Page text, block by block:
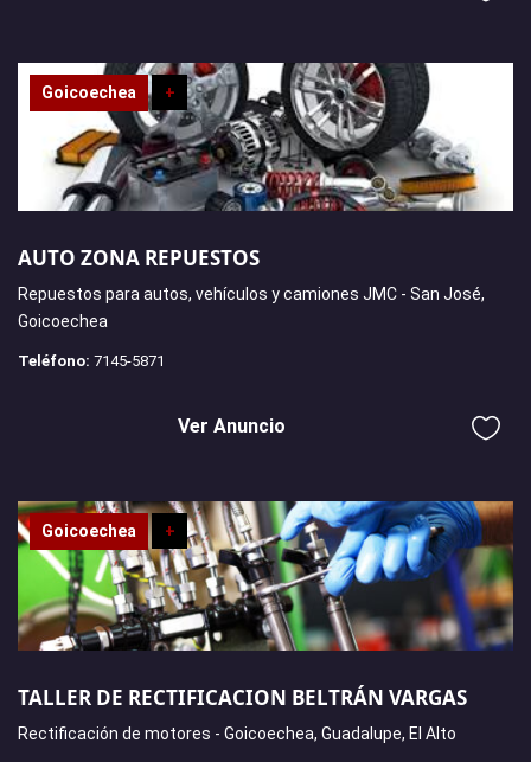
Goicoechea +
AUTO ZONA REPUESTOS
Repuestos para autos, vehículos y camiones JMC - San José,
Goicoechea
Teléfono: 7145-5871
Ver Anuncio
Goicoechea +
TALLER DE RECTIFICACION BELTRÁN VARGAS
Rectificación de motores - Goicoechea, Guadalupe, El Alto